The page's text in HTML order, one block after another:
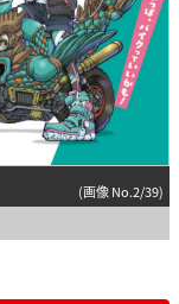
(画像 No.2/39)